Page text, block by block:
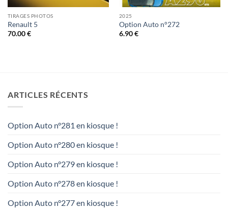
TIRAGES PHOTOS
Renault 5
70.00€
2025
Option Auto n°272
6.90€
ARTICLES RÉCENTS
Option Auto n°281 en kiosque !
Option Auto n°280 en kiosque !
Option Auto n°279 en kiosque !
Option Auto n°278 en kiosque !
Option Auto n°277 en kiosque !